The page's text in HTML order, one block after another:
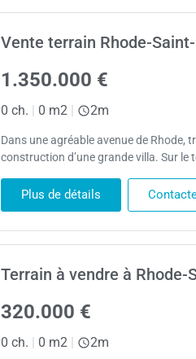
Vente terrain Rhode-
1.350.000 €
0 ch. | 0 m2 | 2m
Dans une agréable avenue de Rhode,
construction d’une grande villa. Sur le
Plus de détails
Terrain à vendre à Rhode-
320.000 €
0 ch. 0 m2 2m